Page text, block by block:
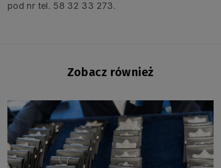
pod nr tel. 58 32 33 273.
Zobacz również